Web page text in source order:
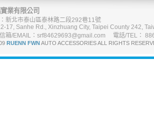
業有限公司
新北市泰山區泰林路二段292巷11號
17, Sanhe Rd., Xinzhuang City, Taipei County 242,
箱/EMAIL：srf84629693@gmail.com 電話/TEL：
RUENN FWNAUTO ACCESSORIES ALL RIGHTS